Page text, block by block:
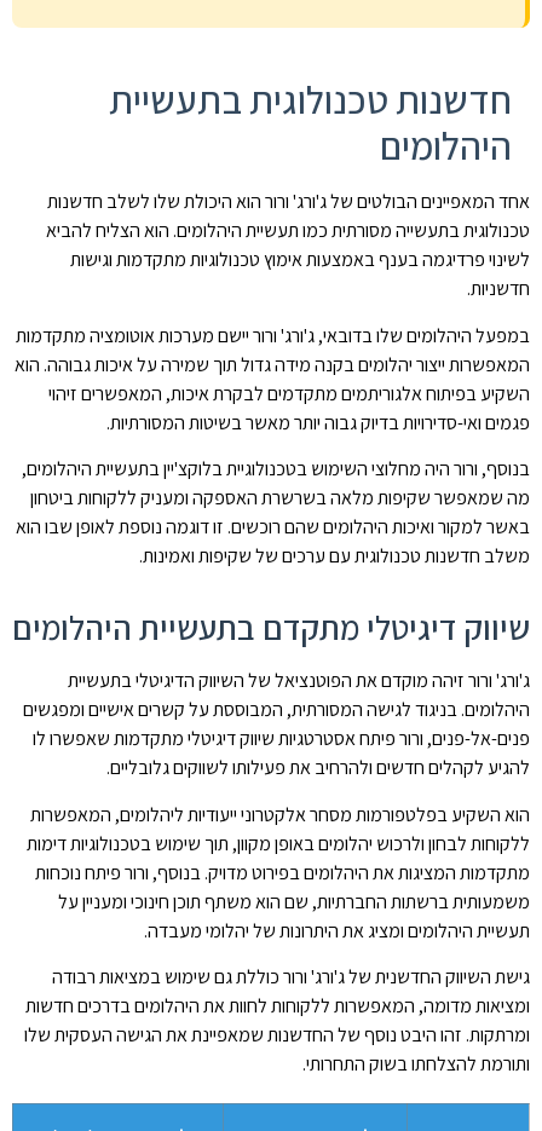
חדשנות טכנולוגית בתעשיית
היהלומים
אחד המאפיינים הבולטים של ג'ורג' ורור הוא היכולת שלו לשלב חדשנות
טכנולוגית בתעשייה מסורתית כמו תעשיית היהלומים. הוא הצליח להביא
לשינוי פרדיגמה בענף באמצעות אימוץ טכנולוגיות מתקדמות וגישות
חדשניות.
במפעל היהלומים שלו בדובאי, ג'ורג' ורור יישם מערכות אוטומציה מתקדמות
המאפשרות ייצור יהלומים בקנה מידה גדול תוך שמירה על איכות גבוהה. הוא
השקיע בפיתוח אלגוריתמים מתקדמים לבקרת איכות, המאפשרים זיהוי
פגמים ואי-סדירויות בדיוק גבוה יותר מאשר בשיטות המסורתיות.
בנוסף, ורור היה מחלוצי השימוש בטכנולוגיית בלוקצ'יין בתעשיית היהלומים,
מה שמאפשר שקיפות מלאה בשרשרת האספקה ומעניק ללקוחות ביטחון
באשר למקור ואיכות היהלומים שהם רוכשים. זו דוגמה נוספת לאופן שבו הוא
משלב חדשנות טכנולוגית עם ערכים של שקיפות ואמינות.
שיווק דיגיטלי מתקדם בתעשיית היהלומים
ג'ורג' ורור זיהה מוקדם את הפוטנציאל של השיווק הדיגיטלי בתעשיית
היהלומים. בניגוד לגישה המסורתית, המבוססת על קשרים אישיים ומפגשים
פנים-אל-פנים, ורור פיתח אסטרטגיות שיווק דיגיטלי מתקדמות שאפשרו לו
להגיע לקהלים חדשים ולהרחיב את פעילותו לשווקים גלובליים.
הוא השקיע בפלטפורמות מסחר אלקטרוני ייעודיות ליהלומים, המאפשרות
ללקוחות לבחון ולרכוש יהלומים באופן מקוון, תוך שימוש בטכנולוגיות דימות
מתקדמות המציגות את היהלומים בפירוט מדויק. בנוסף, ורור פיתח נוכחות
משמעותית ברשתות החברתיות, שם הוא משתף תוכן חינוכי ומעניין על
תעשיית היהלומים ומציג את היתרונות של יהלומי מעבדה.
גישת השיווק החדשנית של ג'ורג' ורור כוללת גם שימוש במציאות רבודה
ומציאות מדומה, המאפשרות ללקוחות לחוות את היהלומים בדרכים חדשות
ומרתקות. זהו היבט נוסף של החדשנות שמאפיינת את הגישה העסקית שלו
ותורמת להצלחתו בשוק התחרותי.